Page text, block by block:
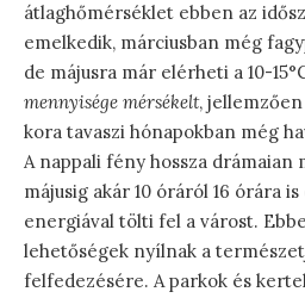
átlaghőmérséklet ebben az
emelkedik, márciusban még
de májusra már elérheti a 10-
mennyisége mérsékelt,
kora tavaszi hónapokban még
A nappali fény hossza drámaian
májusig akár 10 óráról 16 órára
energiával tölti fel a várost.
lehetőségek nyílnak a
felfedezésére. A parkok és